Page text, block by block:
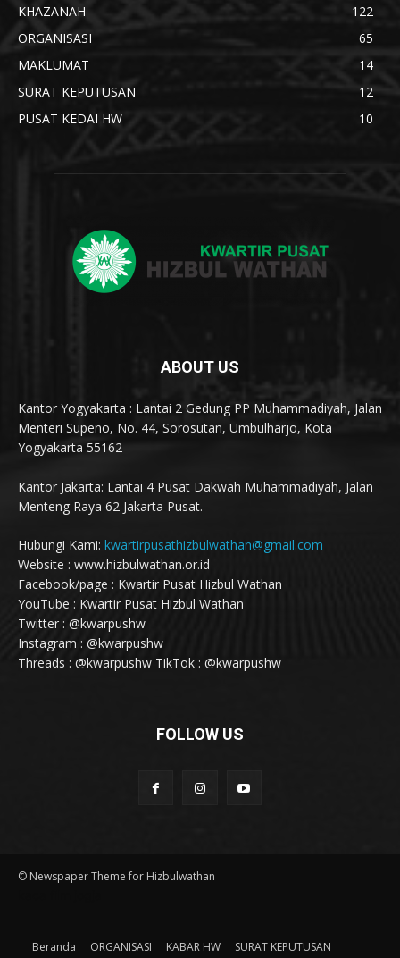
KHAZANAH
122
ORGANISASI
65
MAKLUMAT
14
SURAT KEPUTUSAN
12
PUSAT KEDAI HW
10
ABOUT US
Kantor Yogyakarta : Lantai 2 Gedung PP Muhammadiyah, Jalan
Menteri Supeno, No. 44, Sorosutan, Umbulharjo, Kota
Yogyakarta 55162
Kantor Jakarta: Lantai 4 Pusat Dakwah Muhammadiyah, Jalan
Menteng Raya 62 Jakarta Pusat.
Hubungi Kami: kwartirpusathizbulwathan@gmail.com
Website : www.hizbulwathan.or.id
Facebook/page : Kwartir Pusat Hizbul Wathan
YouTube : Kwartir Pusat Hizbul Wathan
Twitter : @kwarpushw
Instagram : @kwarpushw
Threads : @kwarpushw TikTok : @kwarpushw
FOLLOW US
© Newspaper Theme for Hizbulwathan
Beranda ORGANISASI KABAR HW
SURAT KEPUTUSAN